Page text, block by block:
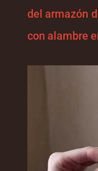
del armazón
con alambre